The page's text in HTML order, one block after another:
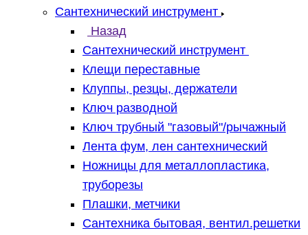
Сантехнический инструмент
Назад
Сантехнический инструмент
Клещи переставные
Клуппы, резцы, держатели
Ключ разводной
Ключ трубный "газовый"/рычажный
Лента фум, лен сантехнический
Ножницы для металлопластика,
труборезы
Плашки, метчики
Сантехника бытовая, вентил.решетки